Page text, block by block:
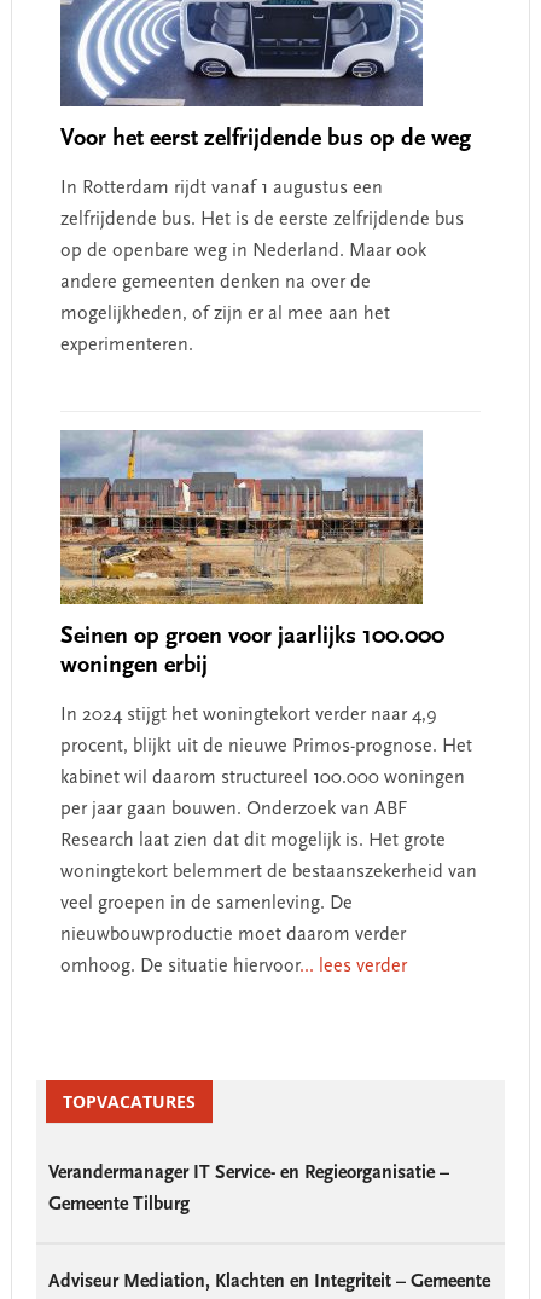
Voor het eerst zelfrijdende bus op de weg
In Rotterdam rijdt vanaf 1 augustus een
zelfrijdende bus. Het is de eerste zelfrijdende bus
op de openbare weg in Nederland. Maar ook
andere gemeenten denken na over de
mogelijkheden, of zijn er al mee aan het
experimenteren.
Seinen op groen voor jaarlijks 100.000
woningen erbij
In 2024 stijgt het woningtekort verder naar 4,9
procent, blijkt uit de nieuwe Primos-prognose. Het
kabinet wil daarom structureel 100.000 woningen
per jaar gaan bouwen. Onderzoek van ABF
Research laat zien dat dit mogelijk is. Het grote
woningtekort belemmert de bestaanszekerheid van
veel groepen in de samenleving. De
nieuwbouwproductie moet daarom verder
omhoog. De situatie hiervoor... lees verder
SidebarTOPVACATURES
Verandermanager IT Service- en Regieorganisatie –
Gemeente Tilburg
Adviseur Mediation, Klachten en Integriteit – Gemeente